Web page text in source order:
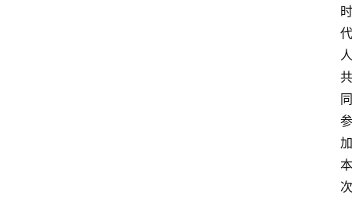
时
代
人
共
同
参
加
本
次